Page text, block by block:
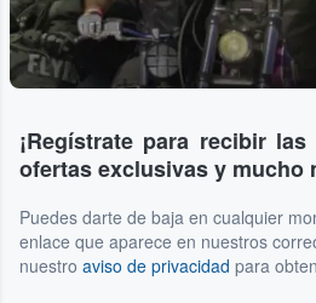
¡Regístrate para recibir
ofertas exclusivas y mucho
Puedes darte de baja en cualquier
enlace que aparece en nuestros
nuestro aviso de privacidad para